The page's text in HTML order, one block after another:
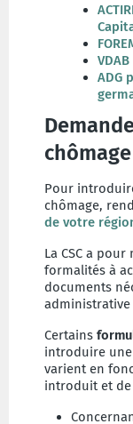
ADG
chômage
Pour
chômage,
de votre
La CSC a
formalités à
documents
administrative
Certains
introduire une
varient en
introduit et de